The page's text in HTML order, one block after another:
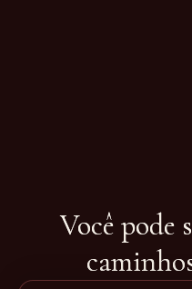
Você pode